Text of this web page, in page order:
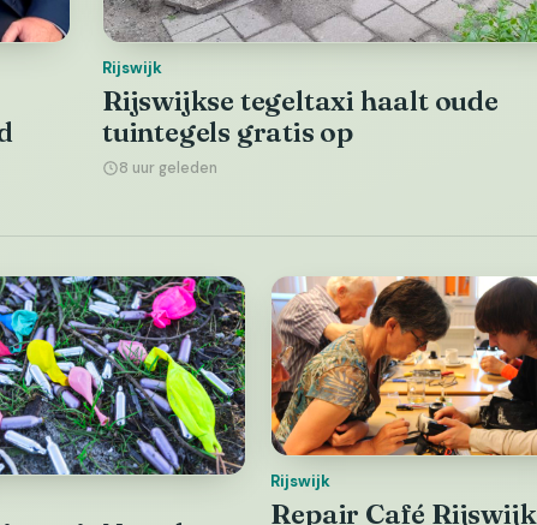
Rijswijk
Rijswijkse tegeltaxi haalt oude
tuintegels gratis op
8 uur geleden
Rijswijk
Repair Café Rijswijk